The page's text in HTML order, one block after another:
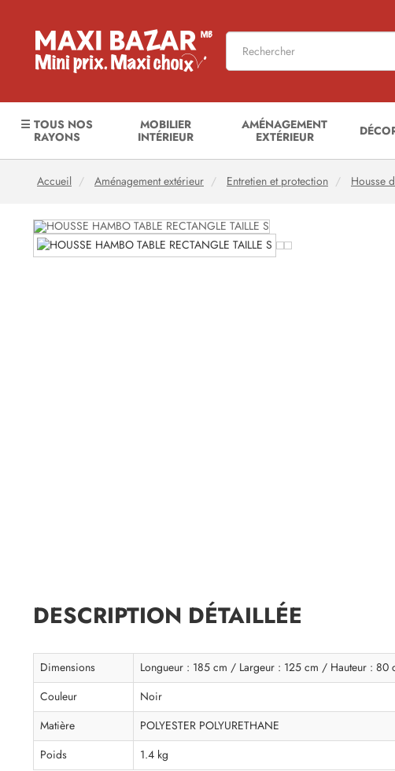
☰ TOUS NOS
RAYONS
MOBILIER
INTÉRIEUR
AMÉNAGEMENT
EXTÉRIEUR
Accueil Aménagement extérieur Entretien et protection Housse
DESCRIPTION DÉTAILLÉE
Dimensions
Longueur : 185 cm / Largeur : 125 cm / Hauteur : 80
Couleur
Noir
Matière
POLYESTER POLYURETHANE
Poids
1.4 kg